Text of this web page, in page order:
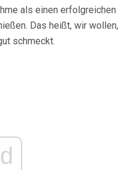
als einen erfolgreichen
Das heißt, wir wollen,
schmeckt.